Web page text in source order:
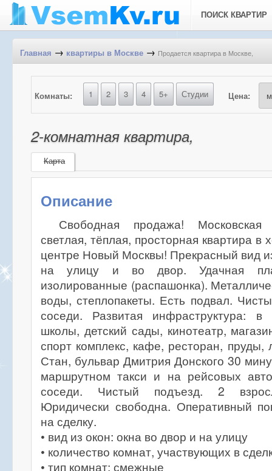
ПОИСК КВАРТИР
Главная → квартиры в Москве → Продается квартира в Москве,
Комнаты: 1 2 3 4 5+ Студии Цена:
2-комнатная квартира,
Карта
Описание
Свободная продажа! Московская
светлая, тёплая, просторная квартира
центре Новый Москвы! Прекрасный вид
на улицу и во двор. Удачная
изолированные (распашонка).
воды, степлопакеты. Есть подвал.
соседи. Развитая инфраструктура: в
школы, детский сады, кинотеатр,
спорт комплекс, кафе, ресторан,
Стан, бульвар Дмитрия Донского 30
маршрутном такси и на рейсовых
соседи. Чистый подъезд. 2
Юридически свободна. Оперативный
на сделку.
• вид из окон: окна во двор и на улицу
• количество комнат, участвующих в
• тип комнат: смежные